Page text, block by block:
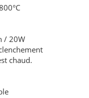
/ 20W
chaud.